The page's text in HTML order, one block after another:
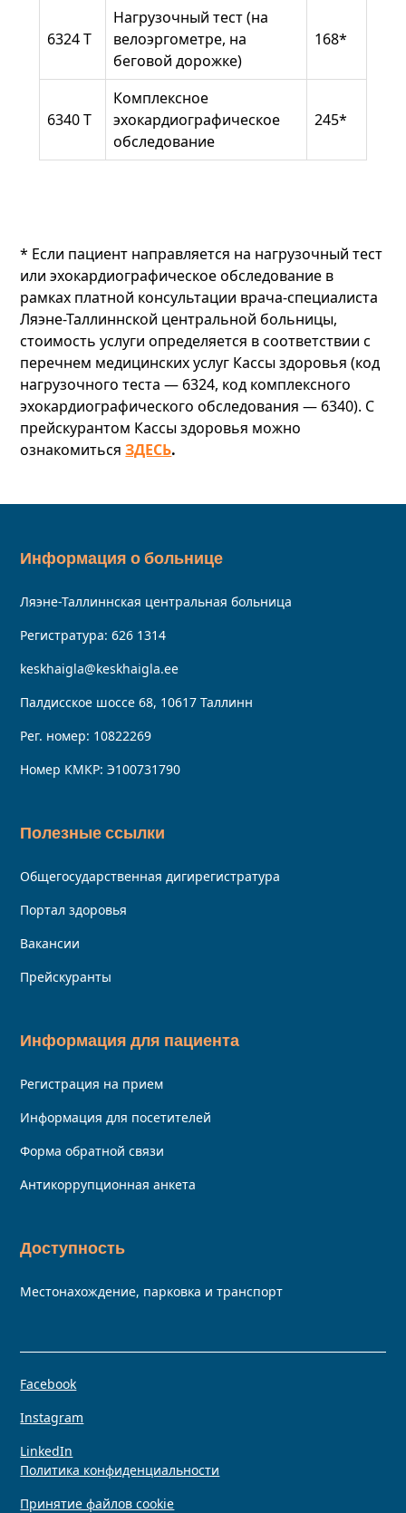
6324 Т
Нагрузочный тест (на
велоэргометре, на
беговой дорожке)
168*
6340 Т
Комплексное
эхокардиографическое
обследование
245*
* Если пациент направляется на нагрузочный тест
или эхокардиографическое обследование в
рамках платной консультации врача-специалиста
Ляэне-Таллиннской центральной больницы,
стоимость услуги определяется в соответствии с
перечнем медицинских услуг Кассы здоровья (код
нагрузочного теста — 6324, код комплексного
эхокардиографического обследования — 6340). С
прейскурантом Кассы здоровья можно
ознакомитьсяЗДЕСЬ.
Информация о больнице
Ляэне-Таллиннская центральная больница
Регистратура:626 1314
keskhaigla@keskhaigla.ee
Палдисское шоссе 68, 10617 Таллинн
Рег. номер: 10822269
Номер КМКР: Э100731790
Полезные ссылки
Общегосударственная дигирегистратура
Портал здоровья
Вакансии
Прейскуранты
Информация для пациента
Регистрация на прием
Информация для посетителей
Форма обратной связи
Антикоррупционная анкета
Доступность
Местонахождение, парковка и транспорт
Политика конфиденциальности
Принятие файлов cookie
Facebook
Instagram
LinkedIn